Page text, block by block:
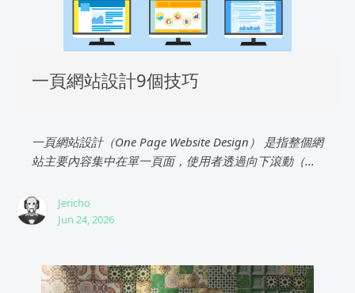
一頁網站設計9個技巧
一頁網站設計（One Page Website Design） 是指整個網
站主要內容集中在單一頁面，使用者透過向下滾動（...
Jericho
Jun 24, 2026